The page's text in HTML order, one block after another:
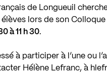
de Longueuil
lors de son
à 11 h 30.
à participer à l’une ou
Hélène Lefranc, à